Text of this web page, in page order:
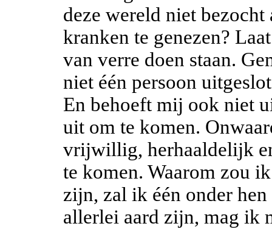
deze wereld niet bezocht
kranken te genezen?
van verre doen staan.
niet één persoon
En behoeft mij ook niet
uit om te komen.
vrijwillig, herhaaldelijk
te komen. Waarom zou
zijn, zal ik één onder
allerlei aard zijn, mag ik